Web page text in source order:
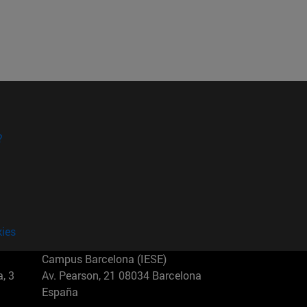
3
Campus Barcelona (IESE)
Av. Pearson, 21 08034 Barcelona
España